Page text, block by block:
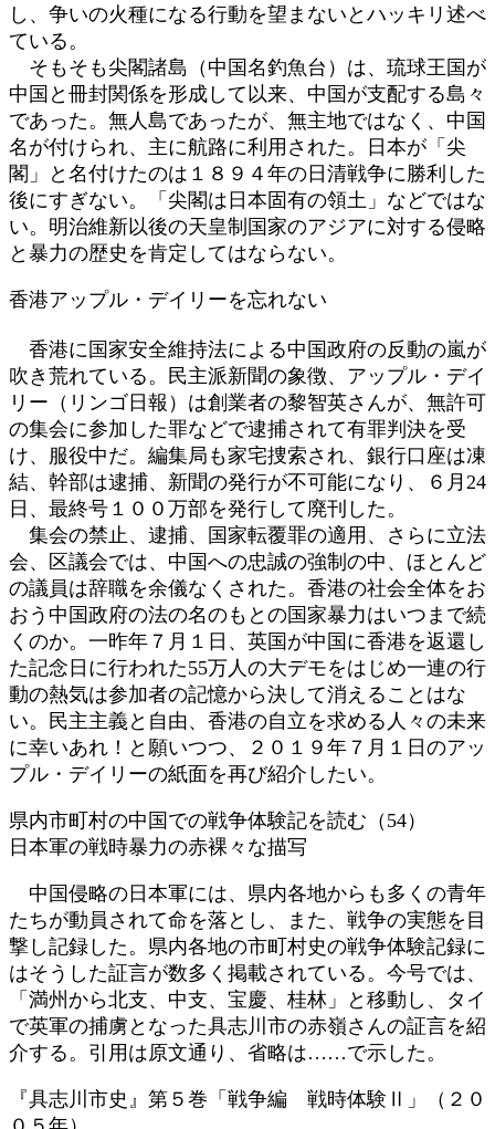
し、争いの火種になる行動を望まないとハッキリ述べ
ている。
そもそも尖閣諸島（中国名釣魚台）は、琉球王国が
中国と冊封関係を形成して以来、中国が支配する島々
であった。無人島であったが、無主地ではなく、中国
名が付けられ、主に航路に利用された。日本が「尖
閣」と名付けたのは１８９４年の日清戦争に勝利した
後にすぎない。「尖閣は日本固有の領土」などではな
い。明治維新以後の天皇制国家のアジアに対する侵略
と暴力の歴史を肯定してはならない。
香港アップル・デイリーを忘れない
香港に国家安全維持法による中国政府の反動の嵐が
吹き荒れている。民主派新聞の象徴、アップル・デイ
リー（リンゴ日報）は創業者の黎智英さんが、無許可
の集会に参加した罪などで逮捕されて有罪判決を受
け、服役中だ。編集局も家宅捜索され、銀行口座は凍
結、幹部は逮捕、新聞の発行が不可能になり、６月24
日、最終号１００万部を発行して廃刊した。
集会の禁止、逮捕、国家転覆罪の適用、さらに立法
会、区議会では、中国への忠誠の強制の中、ほとんど
の議員は辞職を余儀なくされた。香港の社会全体をお
おう中国政府の法の名のもとの国家暴力はいつまで続
くのか。一昨年７月１日、英国が中国に香港を返還し
た記念日に行われた55万人の大デモをはじめ一連の行
動の熱気は参加者の記憶から決して消えることはな
い。民主主義と自由、香港の自立を求める人々の未来
に幸いあれ！と願いつつ、２０１９年７月１日のアッ
プル・デイリーの紙面を再び紹介したい。
県内市町村の中国での戦争体験記を読む（54）
日本軍の戦時暴力の赤裸々な描写
中国侵略の日本軍には、県内各地からも多くの青年
たちが動員されて命を落とし、また、戦争の実態を目
撃し記録した。県内各地の市町村史の戦争体験記録に
はそうした証言が数多く掲載されている。今号では、
「満州から北支、中支、宝慶、桂林」と移動し、タイ
で英軍の捕虜となった具志川市の赤嶺さんの証言を紹
介する。引用は原文通り、省略は……で示した。
『具志川市史』第５巻「戦争編 戦時体験Ⅱ」（２０